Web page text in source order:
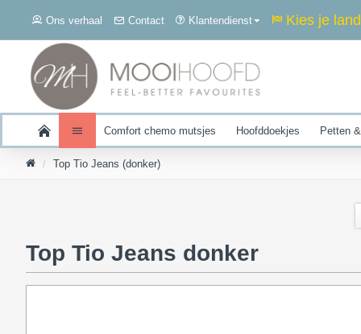
Ons verhaal Contact Klantendienst Kies je land
Comfort chemo mutsjes Hoofddoekjes Petten
Top Tio Jeans (donker)
Top Tio Jeans donker